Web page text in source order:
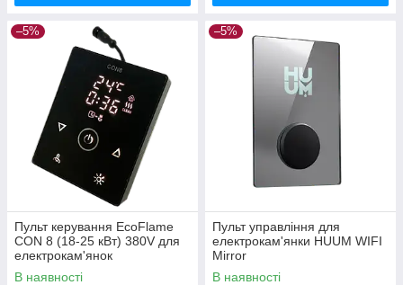
–5%
Пульт керування EcoFlame
CON 8 (18-25 кВт) 380V для
електрокам'янок
В наявності
–5%
Пульт управління для
електрокам'янки HUUM WIFI
Mirror
В наявності